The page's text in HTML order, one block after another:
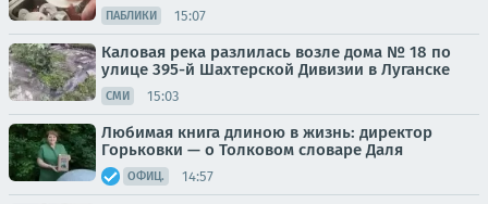
ПАБЛИКИ 15:07
Каловая река разлилась возле дома № 18 по
улице 395-й Шахтерской Дивизии в Луганске
СМИ 15:03
Любимая книга длиною в жизнь: директор
Горьковки — о Толковом словаре Даля
ОФИЦ. 14:57